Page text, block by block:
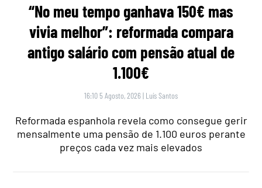
“No meu tempo ganhava 150€ mas
vivia melhor”: reformada compara
antigo salário com pensão atual de
1.100€
16:10 5 Agosto, 2026 | Luís Santos
Reformada espanhola revela como consegue gerir
mensalmente uma pensão de 1.100 euros perante
preços cada vez mais elevados